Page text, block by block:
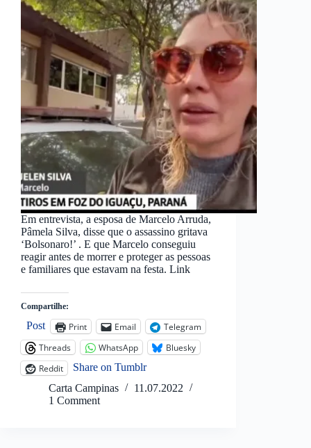
Em entrevista, a esposa de Marcelo Arruda,
Pâmela Silva, disse que o assassino gritava
‘Bolsonaro!’ . E que Marcelo conseguiu
reagir antes de morrer e proteger as pessoas
e familiares que estavam na festa. Link
Compartilhe:
Post Print Email
Telegram
Threads
WhatsApp
Bluesky
Reddit
Share on Tumblr
Carta Campinas
11.07.2022
1 Comment